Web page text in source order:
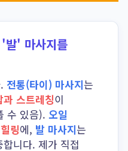
' 마사지를
전통(타이) 마사지는
스트레칭이
수 있음). 오일
링에, 발 마사지는
니다. 제가 직접